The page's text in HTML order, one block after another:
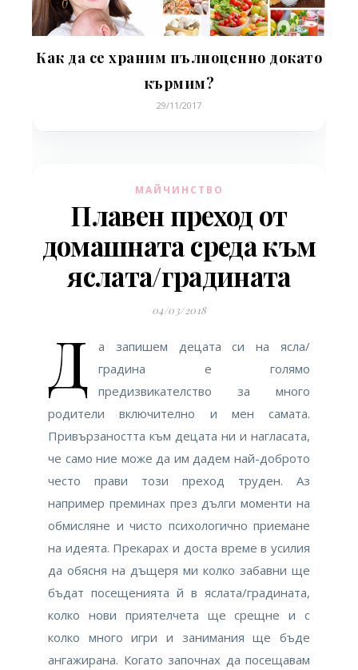
Как да се храним пълноценно докато
кърмим?
29/11/2017
МАЙЧИНСТВО
Плавен преход от
домашната среда към
яслата/градината
04/03/2018
Д
а запишем децата си на ясла/
градина е голямо
предизвикателство за много
родители включително и мен самата.
Привързаността към децата ни и нагласата,
че само ние може да им дадем най-доброто
често прави този преход труден. Аз
например преминах през дълги моменти на
обмисляне и чисто психологично приемане
на идеята. Прекарах и доста време в усилия
да обясня на дъщеря ми колко забавни ще
бъдат посещенията й в яслата/градината,
колко нови приятелчета ще срещне и с
колко много игри и занимания ще бъде
ангажирана. Когато започнах да посещавам